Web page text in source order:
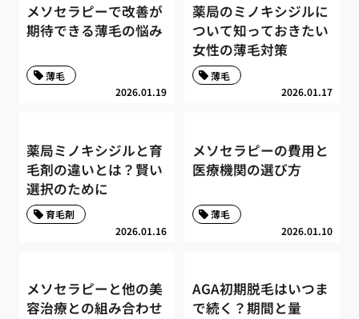
メソセラピーで改善が
期待できる薄毛の悩み
2026.01.19
薄毛
薬局のミノキシジルに
ついて知っておきたい
女性の薄毛対策
2026.01.17
薄毛
薬局ミノキシジルと育
毛剤の違いとは？賢い
選択のために
2026.01.16
育毛剤
メソセラピーの費用と
医療機関の選び方
2026.01.10
薄毛
メソセラピーと他の美
容治療との組み合わせ
AGA初期脱毛はいつま
で続く？期間と量